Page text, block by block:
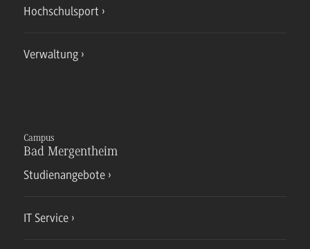
Hochschulsport
Verwaltung
Campus
Bad Mergentheim
Studienangebote
IT Service